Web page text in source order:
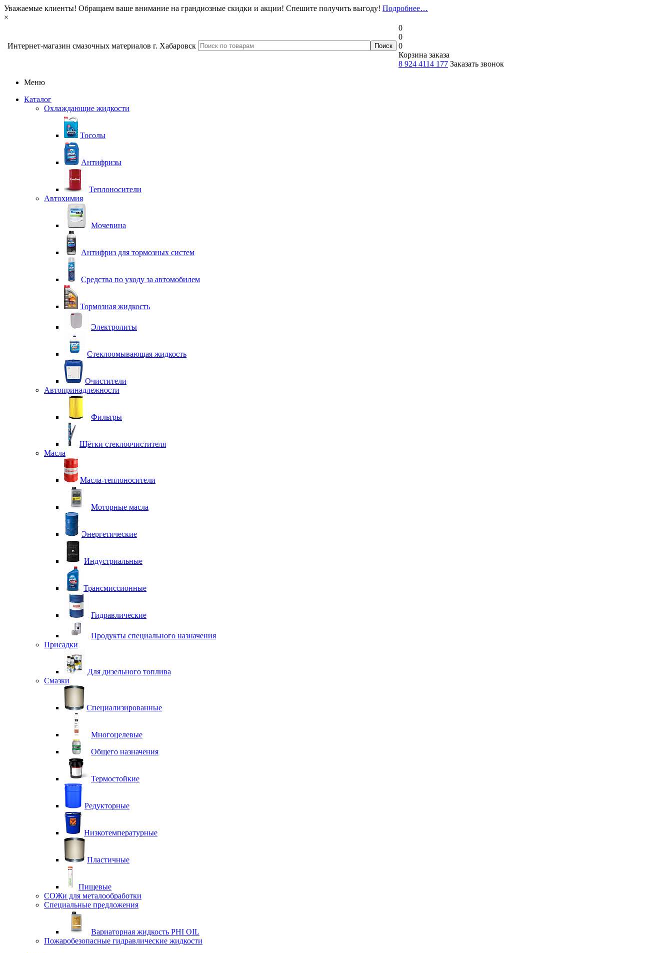
Уважаемые клиенты! Обращаем ваше внимание на грандиозные скидки и акции! Спешите получить выгоду! Подробнее…
×
Интернет-магазин смазочных материалов г. Хабаровск
0
0
0
Корзина заказа
8 924 4114 177 Заказать звонок
Меню
Каталог
Охлаждающие жидкости
Тосолы
Антифризы
Теплоносители
Автохимия
Мочевина
Антифриз для тормозных систем
Средства по уходу за автомобилем
Тормозная жидкость
Электролиты
Стеклоомывающая жидкость
Очистители
Автопринадлежности
Фильтры
Щётки стеклоочистителя
Масла
Масла-теплоносители
Моторные масла
Энергетические
Индустриальные
Трансмиссионные
Гидравлические
Продукты специального назначения
Присадки
Для дизельного топлива
Смазки
Специализированные
Многоцелевые
Общего назначения
Термостойкие
Редукторные
Низкотемпературные
Пластичные
Пищевые
СОЖи для металообработки
Специальные предложения
Вариаторная жидкость PHI OIL
Пожаробезопасные гидравлические жидкости